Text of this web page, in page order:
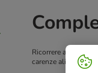
Ricorrere ai
carenze alimentari